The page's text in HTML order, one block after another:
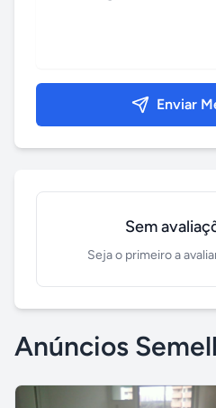
Enviar
Sem
Seja o primeiro a
Anúncios